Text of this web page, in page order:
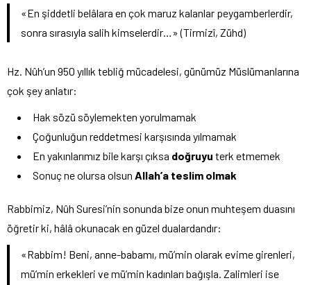
«En şiddetli belâlara en çok maruz kalanlar peygamberlerdir,
sonra sırasıyla salih kimselerdir…» (Tirmizî, Zühd)
Hz. Nûh’un 950 yıllık tebliğ mücadelesi, günümüz Müslümanlarına
çok şey anlatır:
Hak sözü söylemekten yorulmamak
Çoğunluğun reddetmesi karşısında yılmamak
En yakınlarımız bile karşı çıksa doğruyu terk etmemek
Sonuç ne olursa olsun Allah’a teslim olmak
Rabbimiz, Nûh Suresi’nin sonunda bize onun muhteşem duasını
öğretir ki, hâlâ okunacak en güzel dualardandır:
«Rabbim! Beni, anne-babamı, mü’min olarak evime girenleri,
mü’min erkekleri ve mü’min kadınları bağışla. Zalimleri ise